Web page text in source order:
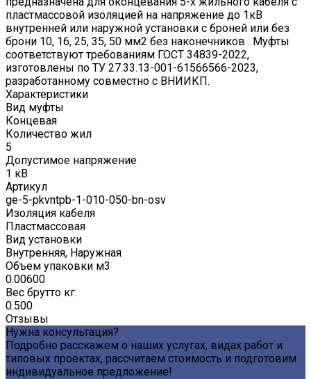
пластмассовой изоляцией на напряжение до 1кВ
внутренней или наружной установки с броней или без
брони 10, 16, 25, 35, 50 мм2 без наконечников . Муфты
соответствуют требованиям ГОСТ 34839-2022,
изготовлены по ТУ 27.33.13-001-61566566-2023,
разработанному совместно с ВНИИКП.
Характеристики
Вид муфты
Концевая
Количество жил
5
Допустимое напряжение
1 кВ
Артикул
ge-5-pkvntpb-1-010-050-bn-osv
Изоляция кабеля
Пластмассовая
Вид установки
Внутренняя, Наружная
Объем упаковки м3
0.00600
Вес брутто кг.
0.500
Отзывы
Нужна консультация?
Подробно расскажем о наших услугах, видах работ и
типовых проектах, рассчитаем стоимость и подготовим
индивидуальное предложение!